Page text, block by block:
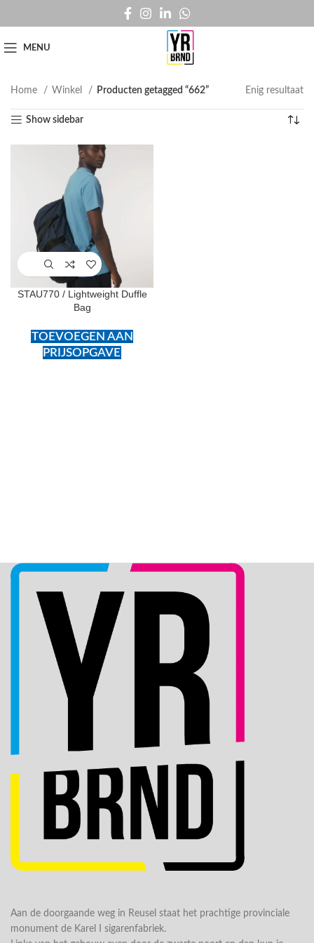
MENU
Home Winkel Producten getagged “662” Enig resultaat
Show sidebar
STAU770 / Lightweight Duffle
Bag
TOEVOEGEN AAN
PRIJSOPGAVE
Aan de doorgaande weg in Reusel staat het prachtige provinciale
monument de Karel I sigarenfabriek.